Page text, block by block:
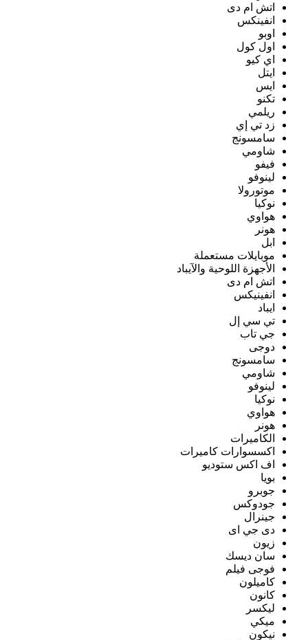
اتش ام دى
انفينكس
اوبو
اول كول
اي كيو
ايتل
ايس
تكنو
ريلمي
زد تي إي
سامسونج
شاومي
فيفو
لينوفو
موتورولا
نوكيا
هواوي
هونر
ابل
موبايلات مستعملة
الأجهزة اللوحية والآيباد
اتش ام دى
انفينيكس
ايباد
تي سي إل
جي تاب
دوجى
سامسونج
شاومي
لينوفو
نوكيا
هواوي
هونر
الكاميرات
اكسسوارات كاميرات
اف اكس ستوديو
بويا
جوبرو
جودوكس
جينرال
دى جي اى
زيون
سان ديسك
فوجى فيلم
كاميلون
كانون
ليكسر
ميكي
نيكون